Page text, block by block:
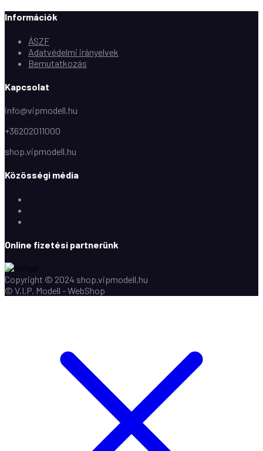
Információk
ÁSZF
Adatvédelmi irányelvek
Bemutatkozás
Kapcsolat
info@vipmodell.hu
+36202011000
shop.vipmodell.hu
Közösségi média
Online fizetési partnerünk
Copyright © 2024 shop.vipmodell.hu
© V.I.P. Modell - WebShop